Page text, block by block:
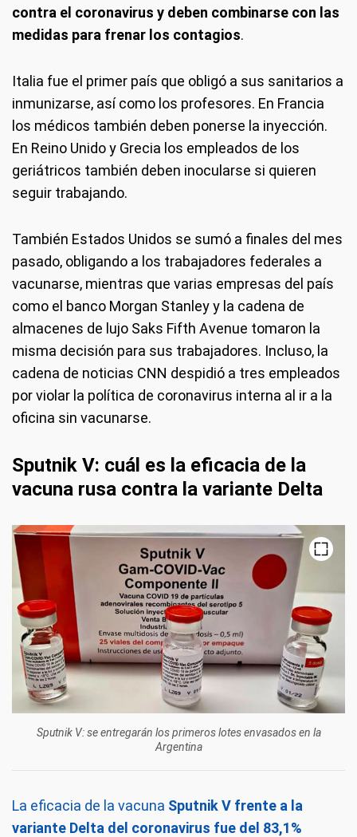
contra el coronavirus y deben combinarse con las
medidas para frenar los contagios.
Italia fue el primer país que obligó a sus sanitarios a
inmunizarse, así como los profesores. En Francia
los médicos también deben ponerse la inyección.
En Reino Unido y Grecia los empleados de los
geriátricos también deben inocularse si quieren
seguir trabajando.
También Estados Unidos se sumó a finales del mes
pasado, obligando a los trabajadores federales a
vacunarse, mientras que varias empresas del país
como el banco Morgan Stanley y la cadena de
almacenes de lujo Saks Fifth Avenue tomaron la
misma decisión para sus trabajadores. Incluso, la
cadena de noticias CNN despidió a tres empleados
por violar la política de coronavirus interna al ir a la
oficina sin vacunarse.
Sputnik V: cuál es la eficacia de la
vacuna rusa contra la variante Delta
Sputnik V: se entregarán los primeros lotes envasados en la
Argentina
La eficacia de la vacuna Sputnik V frente a la
variante Delta del coronavirus fue del 83,1%